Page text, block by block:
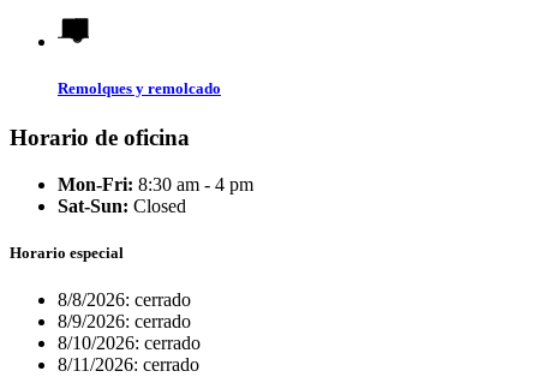
Remolques y remolcado
Horario de oficina
Mon-Fri: 8:30 am - 4 pm
Sat-Sun: Closed
Horario especial
8/8/2026: cerrado
8/9/2026: cerrado
8/10/2026: cerrado
8/11/2026: cerrado